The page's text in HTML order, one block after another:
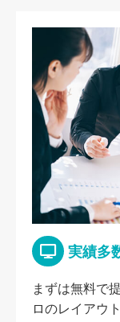
実績多
まずは無料で
ロのレイアウ